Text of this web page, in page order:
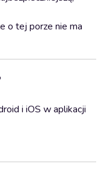
o tej porze nie ma
i iOS w aplikacji